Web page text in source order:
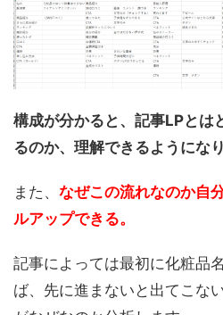
構成が分かると、記事LPとは
るのか、理解できるようになり
また、 なぜこの流れなのか自
ルアップできる。
記事によっては最初に化粧品
ば、先に進まないと出てこな